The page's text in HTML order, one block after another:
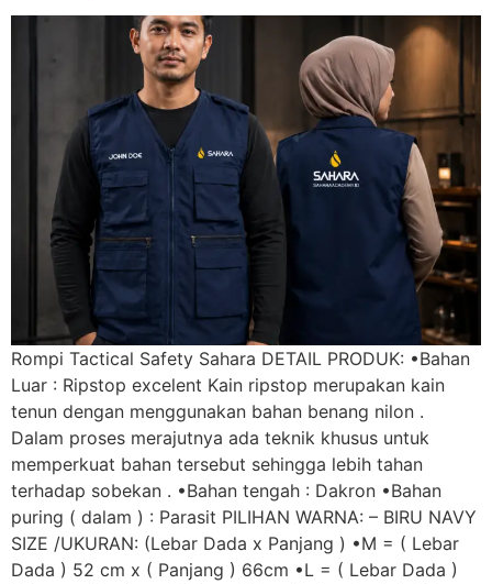
Rompi Tactical Safety Sahara DETAIL PRODUK: •Bahan
Luar : Ripstop excelent Kain ripstop merupakan kain
tenun dengan menggunakan bahan benang nilon .
Dalam proses merajutnya ada teknik khusus untuk
memperkuat bahan tersebut sehingga lebih tahan
terhadap sobekan . •Bahan tengah : Dakron •Bahan
puring ( dalam ) : Parasit PILIHAN WARNA: – BIRU NAVY
SIZE /UKURAN: (Lebar Dada x Panjang ) •M = ( Lebar
Dada ) 52 cm x ( Panjang ) 66cm •L = ( Lebar Dada )